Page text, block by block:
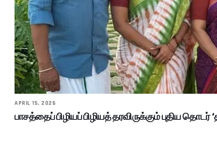
APRIL 15, 2026
பாசத்தைப் பிழியப் பிழியத் தரவிருக்கும் புதிய தொடர்